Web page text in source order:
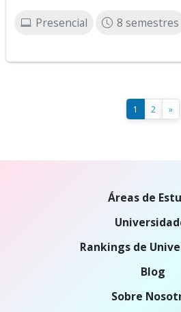
Presencial 8 semestres
1 2 »
Áreas de
Rankings de
Blog
Sobre